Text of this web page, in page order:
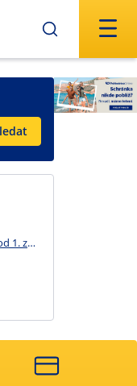
Česká pošta kvůli výstavbě metra D uzavře od 1. září poštu Praha 411